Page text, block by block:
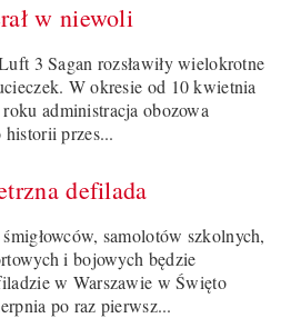
w niewoli
3 Sagan rozsławiły wielokrotne
W okresie od 10 kwietnia
administracja obozowa
historii przes...
defilada
samolotów szkolnych,
i bojowych będzie
w Warszawie w Święto
po raz pierwsz...